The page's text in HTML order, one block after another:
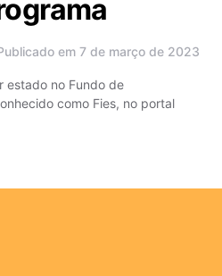
em 7 de março de 2023
estado no Fundo de
como Fies, no portal